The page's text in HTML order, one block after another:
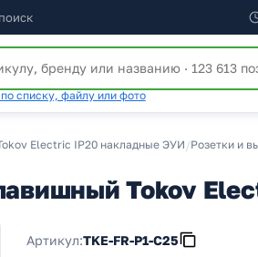
списку, файлу или фото
Electric IP20 накладные ЭУИ /Розетки и
Tokov
Артикул:TKE-FR-P1-C25